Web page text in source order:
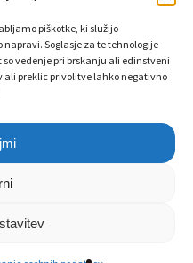
piškotke, ki služijo
Soglasje za te tehnologije
vedenje pri brskanju ali edinstveni
ali preklic privolitve lahko negativno
poslovanja
podatkov
in dostava